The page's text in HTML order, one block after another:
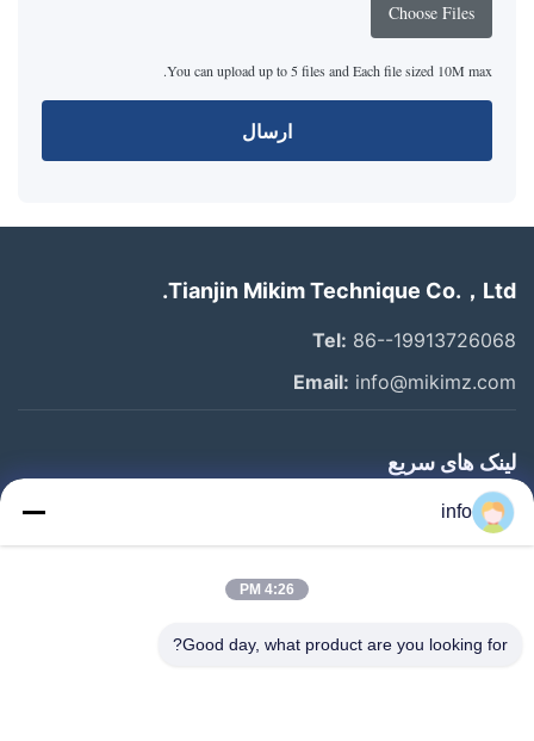
Choose Files
You can upload up to 5 files and Each file sized 10M max.
ارسال
Tianjin Mikim Technique Co.，Ltd.
Tel: 86--19913726068
Email: info@mikimz.com
لینک های سریع
خانه
محصولات
درباره ما
info
4:26 PM
Good day, what product are you looking for?